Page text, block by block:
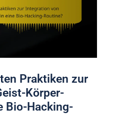
Praktiken zur
Körper-
Bio-Hacking-